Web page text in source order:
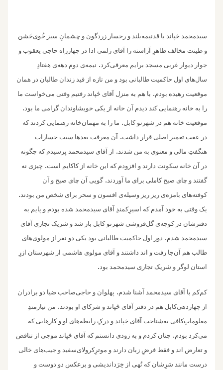
سیدمحمد څپاند با قدنیمه‌بلند و رخسار زردگون و‌ چشمان‌ِ سبز خُوی‌‌خَشن
و ‌طینت مخالف ظاهرِ آراسته را آقای زلمی ادا در چهارراه حاجی یعقوب و
جوار دیوار غربی مسجد برایم معرفی‌کرد . نیمه‌ی دوم دهه‌ی هفتادِ
سال‌های اول حاکمیت طالبانی بود و من تازه از قید زندان طالبان در همان
موقعیت رهیده بودم.‌ با هم به منزل آقای څپاند رفتیم وقتی می‌خواست ما
را به خانه رهنمایی کند دیدم آن خانه‌ از یکی خویشاوندان گرامی ما بود .
موقعیت خانه هم در شهرنو کابل. ما را به مهمان‌خانه رهنمایی کردند که
در عقب تعمیر اصلی قرار داشت.
آن معرفت بعدها سبب خسارات
هنگفتِ مالی و معنوی به من شدند . از آقای سیدمحمد پرسیدم که چگونه‌
در آن خانه سکونت دارند و افزودم که این خانه از کاکایم است. چیزی نه
گفتند و چای صبح کاملی برای ما آوردند .گویی آن چای صبح و آن
کوفته‌های بامزه‌ی ریز ریز وسیله‌ی افسون و سحر برای شخص من بودند .
یک وقتی به خود آمدم که اسیرِکمندِ آقای سیدمحمد شده بودم و پایم به
دفترشان در کوچه‌ی گل‌فروشی شهرنو کابل باز شد و شریک تجاری آقای
سیدمحمد شدم. دور اول حاکمیت طالبانی بود یکی دو نفر از مولوی‌های
طالب هم آن‌جا رفت و اند داشتند و‌ آقای مولوی هاشمی از شهرستان ازرِ
استان لوگر و شریک تجاری سیدمحمد بود .
کم‌کم با آقای سیدمحمد آشنا شدم. پهلوان و حاجی‌صاحب ضیا دو برادران
از چهاردهی‌کابل هم در دفتر آقای څپاند و شرکای او بودند. من نیازمندِ
معلوماتِ‌کافی به‌شناخت آقای څپاند و درکِ رابطه‌های او و کارهایی که
می‌کرد بودم.‌ چنان کردم و به زودی دانستم که آقای څپاند موجی از تناقض‌
و‌ تعارض اند و فقط فرضِ زبان دارند و‌ موترِکرولای‌سفید و جیب‌های خالی
درست مانند سَرِشان که تُهی از خِرَداندیشی و برعکس دو دوست و‌